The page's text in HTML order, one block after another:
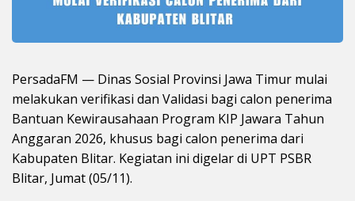
PersadaFM — Dinas Sosial Provinsi Jawa Timur mulai
melakukan verifikasi dan Validasi bagi calon penerima
Bantuan Kewirausahaan Program KIP Jawara Tahun
Anggaran 2026, khusus bagi calon penerima dari
Kabupaten Blitar. Kegiatan ini digelar di UPT PSBR
Blitar, Jumat (05/11).